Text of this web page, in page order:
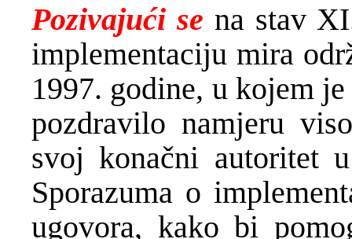
Pozivajući se na stav
implementaciju mira
1997. godine, u kojem
pozdravilo namjeru
svoj konačni autoritet
Sporazuma o
ugovora, kako bi